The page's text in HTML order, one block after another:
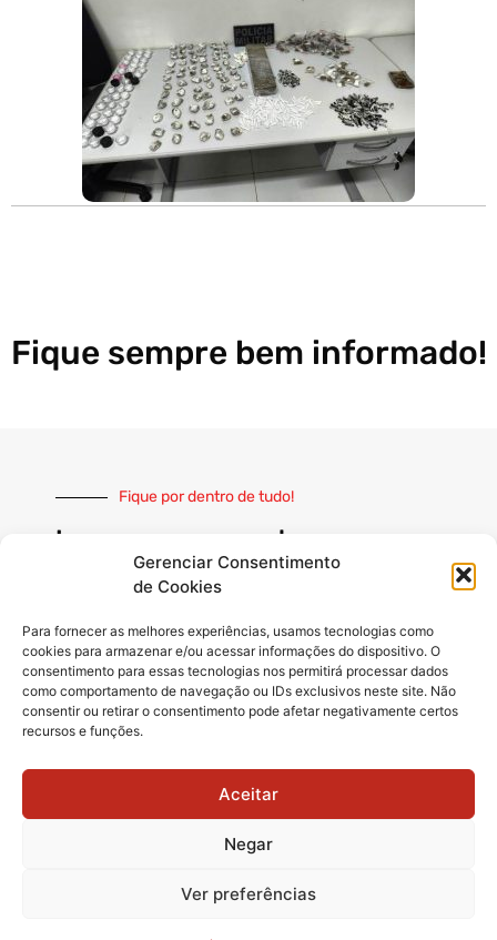
Gerenciar Consentimento
de Cookies
Para fornecer as melhores experiências, usamos tecnologias como
cookies para armazenar e/ou acessar informações do dispositivo. O
consentimento para essas tecnologias nos permitirá processar dados
como comportamento de navegação ou IDs exclusivos neste site. Não
consentir ou retirar o consentimento pode afetar negativamente certos
recursos e funções.
Aceitar
Negar
Ver preferências
Fique sempre bem informado!
Fique por dentro de tudo!
Inscreva-se e receba nossas
notícias sempre atualizadas
INSCREVER